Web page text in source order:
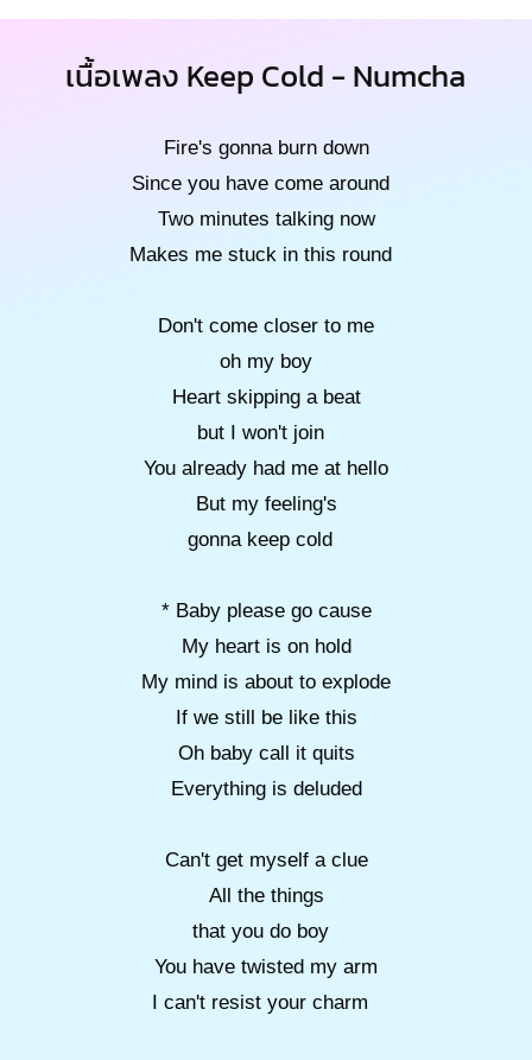
เนื้อเพลง Keep Cold - Numcha
Fire's gonna burn down
Since you have come around
Two minutes talking now
Makes me stuck in this round
Don't come closer to me
oh my boy
Heart skipping a beat
but I won't join
You already had me at hello
But my feeling's
gonna keep cold
* Baby please go cause
My heart is on hold
My mind is about to explode
If we still be like this
Oh baby call it quits
Everything is deluded
Can't get myself a clue
All the things
that you do boy
You have twisted my arm
I can't resist your charm